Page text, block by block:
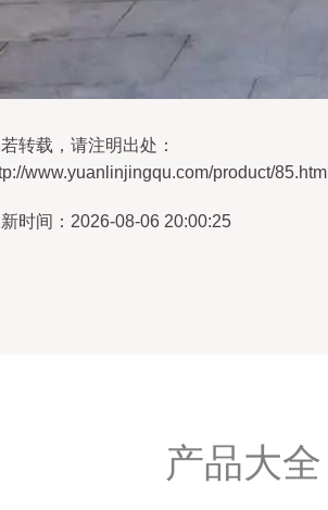
转载，请注明出处：
www.yuanlinjingqu.com/product/85.html
时间：2026-08-06 20:00:25
产品大全